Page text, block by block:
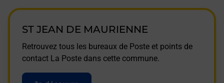
ST JEAN DE MAURIENNE
Retrouvez tous les bureaux de Poste et points de
contact La Poste dans cette commune.